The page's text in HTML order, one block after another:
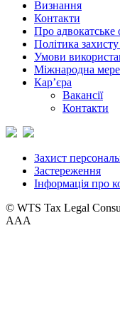
Визнання
Контакти
Про адвокатське
Політика
Умови
Міжнародна
Кар’єра
Вакансії
Контакти
Захист
Застереження
Інформація про
© WTS Tax Legal
AAA